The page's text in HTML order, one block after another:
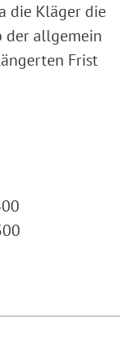
die Kläger die
der allgemein
Frist